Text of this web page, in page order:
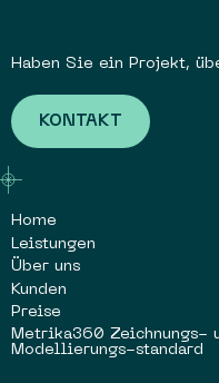
Haben Sie ein Projekt,
KONTAKT
Home
Leistungen
Über uns
Kunden
Preise
Metrika360 Zeichnungs-
Modellierungs-standard